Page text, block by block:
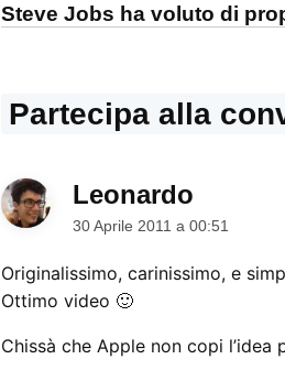
Steve Jobs ha voluto di
Partecipa alla
Leonardo
30 Aprile 2011 a 00:51
Originalissimo, carinissimo, e
Ottimo video 🙂
Chissà che Apple non copi